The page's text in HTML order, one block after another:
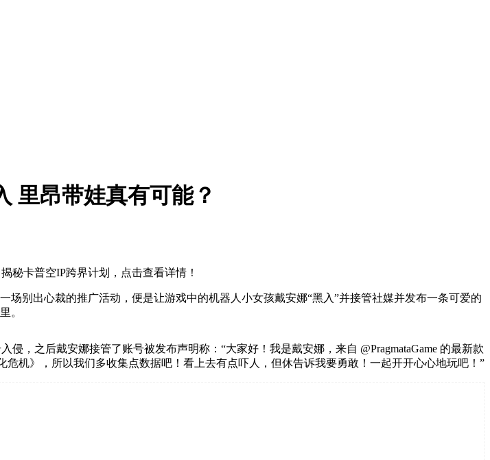
里昂带娃真有可能？
秘卡普空IP跨界计划，点击查看详情！
别出心裁的推广活动，便是让游戏中的机器人小女孩戴安娜“黑入”并接管社媒并发布一条可爱的
。
，之后戴安娜接管了账号被发布声明称：“大家好！我是戴安娜，来自 @PragmataGame 的最新款
机》，所以我们多收集点数据吧！看上去有点吓人，但休告诉我要勇敢！一起开开心心地玩吧！”